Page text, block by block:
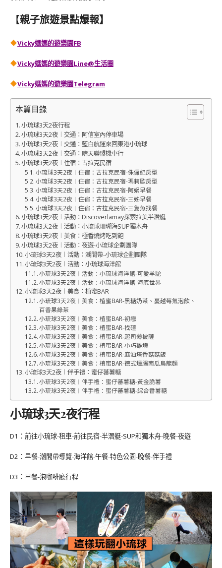
【親子旅遊景點爆報】
Vicky媽媽的遊樂園FB
Vicky媽媽的遊樂園Line@生活圈
Vicky媽媽的遊樂園Telegram
本篇目錄
小琉球3天2夜行程
小琉球3天2夜︱交通：阿信室內停車場
小琉球3天2夜︱交通：藍白航運來回東港小琉球
小琉球3天2夜︱交通：晴天聯盟機車行
小琉球3天2夜︱住宿：古拉克民宿
小琉球3天2夜︱住宿：古拉克民宿-侏儸紀房型
小琉球3天2夜︱住宿：古拉克民宿-瑪莉歐房型
小琉球3天2夜︱住宿：古拉克民宿-阿娟早餐
小琉球3天2夜︱住宿：古拉克民宿-三姊早餐
小琉球3天2夜︱住宿：古拉克民宿-三隻魚找餐
小琉球3天2夜︱活動：Discoverlamay探索拉美半潛艇
小琉球3天2夜︱活動：小琉球珊瑚海SUP獨木舟
小琉球3天2夜︱美食：極香燒烤吃到飽
小琉球3天2夜︱活動：夜遊-小琉球企劃團隊
小琉球3天2夜︱活動：潮間帶-小琉球企劃團隊
小琉球3天2夜︱活動：小琉球海洋館
小琉球3天2夜︱活動：小琉球海洋館-可愛羊駝
小琉球3天2夜︱活動：小琉球海洋館-海底世界
小琉球3天2夜︱美食：植蜜BAR
小琉球3天2夜︱美食：植蜜BAR-黑糖奶茶、蔓越莓氣泡飲、
百香果綠茶
小琉球3天2夜︱美食：植蜜BAR-初戀
小琉球3天2夜︱美食：植蜜BAR-找碴
小琉球3天2夜︱美食：植蜜BAR-起司薄披薩
小琉球3天2夜︱美食：植蜜BAR-小巧雞塊
小琉球3天2夜︱美食：植蜜BAR-麻油塔香菇菇飯
小琉球3天2夜︱美食：植蜜BAR-德式燻腸南瓜烏龍麵
小琉球3天2夜︱伴手禮：蜜仔蕃薯糖
小琉球3天2夜︱伴手禮：蜜仔蕃薯糖-黃金脆薯
小琉球3天2夜︱伴手禮：蜜仔蕃薯糖-綜合番薯糖
小琉球3天2夜行程
D1：前往小琉球-租車-前往民宿-半潛艇-SUP和獨木舟-晚餐-夜遊
D2：早餐-潮間帶導覽-海洋館-午餐-特色公園-晚餐-伴手禮
D3：早餐-泡咖啡廳行程